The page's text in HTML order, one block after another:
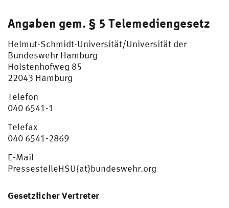
Angaben gem. § 5 Telemediengesetz
Helmut-Schmidt-Universität/Universität der
Bundeswehr Hamburg
Holstenhofweg 85
22043 Hamburg
Telefon
040 6541-1
Telefax
040 6541-2869
E-Mail
PressestelleHSU{at}bundeswehr.org
Gesetzlicher Vertreter